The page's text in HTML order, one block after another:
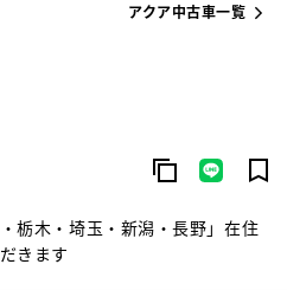
アクア中古車一覧
栃木・埼玉・新潟・長野」在住
きます